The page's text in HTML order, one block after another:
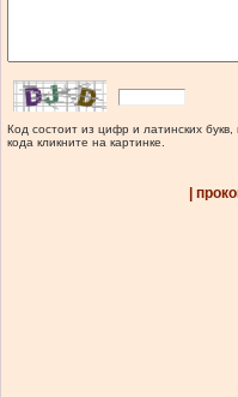
Код состоит из цифр и латинских
кода кликните на картинке.
|